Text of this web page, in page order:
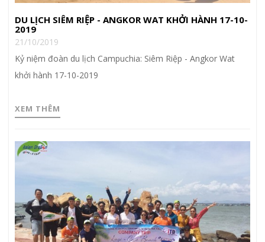
DU LỊCH SIÊM RIỆP - ANGKOR WAT KHỞI HÀNH 17-10-
2019
21/10/2019
Kỷ niệm đoàn du lịch Campuchia: Siêm Riệp - Angkor Wat
khởi hành 17-10-2019
XEM THÊM